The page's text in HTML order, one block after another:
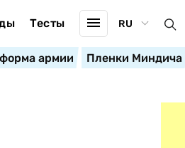
Тесты RU
армии Пленки Миндича